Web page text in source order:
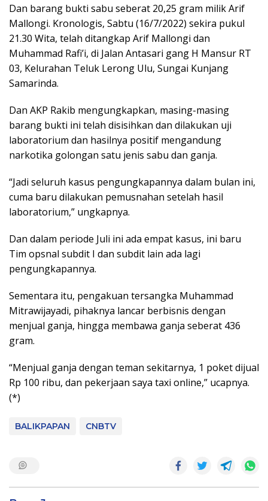
Dan barang bukti sabu seberat 20,25 gram milik Arif
Mallongi. Kronologis, Sabtu (16/7/2022) sekira pukul
21.30 Wita, telah ditangkap Arif Mallongi dan
Muhammad Rafi’i, di Jalan Antasari gang H Mansur RT
03, Kelurahan Teluk Lerong Ulu, Sungai Kunjang
Samarinda.
Dan AKP Rakib mengungkapkan, masing-masing
barang bukti ini telah disisihkan dan dilakukan uji
laboratorium dan hasilnya positif mengandung
narkotika golongan satu jenis sabu dan ganja.
“Jadi seluruh kasus pengungkapannya dalam bulan ini,
cuma baru dilakukan pemusnahan setelah hasil
laboratorium,” ungkapnya.
Dan dalam periode Juli ini ada empat kasus, ini baru
Tim opsnal subdit I dan subdit lain ada lagi
pengungkapannya.
Sementara itu, pengakuan tersangka Muhammad
Mitrawijayadi, pihaknya lancar berbisnis dengan
menjual ganja, hingga membawa ganja seberat 436
gram.
“Menjual ganja dengan teman sekitarnya, 1 poket dijual
Rp 100 ribu, dan pekerjaan saya taxi online,” ucapnya.
(*)
BALIKPAPAN CNBTV